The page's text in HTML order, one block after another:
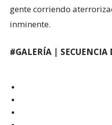
gente corriendo
inminente.
#GALERÍA | SECUENCIA